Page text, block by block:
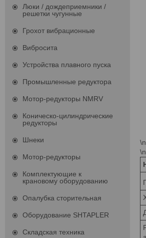
\n
Люки / дождеприемники /
решетки чугунные
Грохот вибрационные
Вибросита
Устройства плавного пуска
Промышленные редуктора
Мотор-редукторы NMRV
Коническо-цилиндрические
редукторы
Шнеки
Мотор-редукторы
Комплектующие к
крановому оборудованию
Опалубка сторительная
Оборудование SHTAPLER
Складская техника